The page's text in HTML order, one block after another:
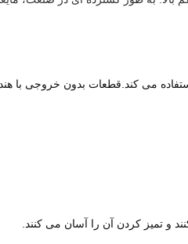
می کند.قطعات بدون خروجی با
و تمیز کردن آن را آسان می کنند.